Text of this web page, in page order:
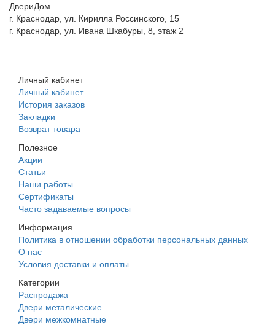
ДвериДом
г. Краснодар, ул. Кирилла Россинского, 15
г. Краснодар, ул. Ивана Шкабуры, 8, этаж 2
Личный кабинет
Личный кабинет
История заказов
Закладки
Возврат товара
Полезное
Акции
Статьи
Наши работы
Сертификаты
Часто задаваемые вопросы
Информация
Политика в отношении обработки персональных данных
О нас
Условия доставки и оплаты
Категории
Распродажа
Двери металические
Двери межкомнатные